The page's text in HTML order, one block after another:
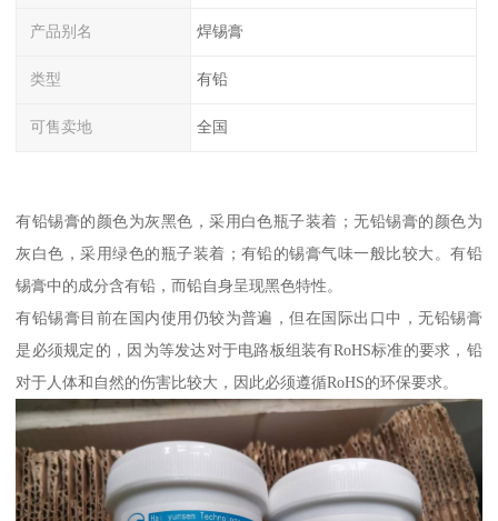
产品别名 焊锡膏
类型 有铅
可售卖地 全国
有铅锡膏的颜色为灰黑色，采用白色瓶子装着；无铅锡膏的颜色为
灰白色，采用绿色的瓶子装着；有铅的锡膏气味一般比较大。有铅
锡膏中的成分含有铅，而铅自身呈现黑色特性。
有铅锡膏目前在国内使用仍较为普遍，但在国际出口中，无铅锡膏
是必须规定的，因为等发达对于电路板组装有RoHS标准的要求，铅
对于人体和自然的伤害比较大，因此必须遵循RoHS的环保要求。